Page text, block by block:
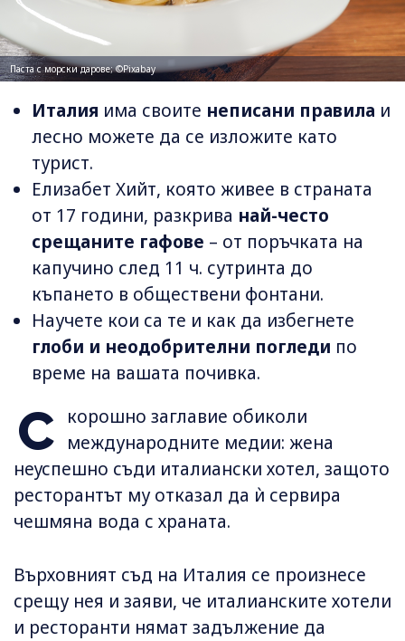
Паста с морски дарове; ©Pixabay
Италия има своите неписани правила и
лесно можете да се изложите като
турист.
Елизабет Хийт, която живее в страната
от 17 години, разкрива най-често
срещаните гафове – от поръчката на
капучино след 11 ч. сутринта до
къпането в обществени фонтани.
Научете кои са те и как да избегнете
глоби и неодобрителни погледи по
време на вашата почивка.
С
корошно заглавие обиколи
международните медии: жена
неуспешно съди италиански хотел, защото
ресторантът му отказал да ѝ сервира
чешмяна вода с храната.
Върховният съд на Италия се произнесе
срещу нея и заяви, че италианските хотели
и ресторанти нямат задължение да